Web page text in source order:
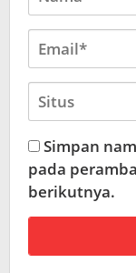
Simpan
pada
berikutnya.